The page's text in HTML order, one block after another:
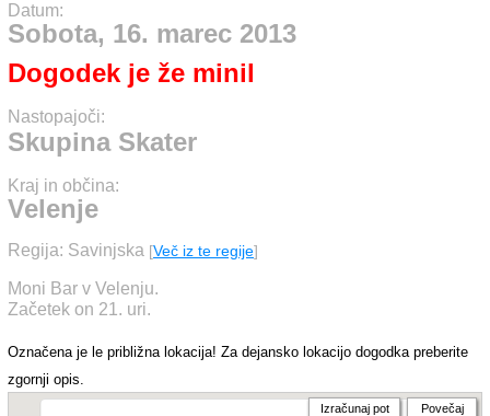
Datum:
Sobota, 16. marec 2013
Dogodek je že minil
Nastopajoči:
Skupina Skater
Kraj in občina:
Velenje
Regija: Savinjska [Več iz te regije]
Moni Bar v Velenju.
Začetek on 21. uri.
Označena je le približna lokacija! Za dejansko lokacijo dogodka preberite
zgornji opis.
Izračunaj pot Povečaj